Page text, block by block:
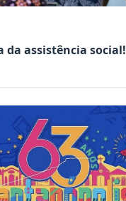
da assistência social!